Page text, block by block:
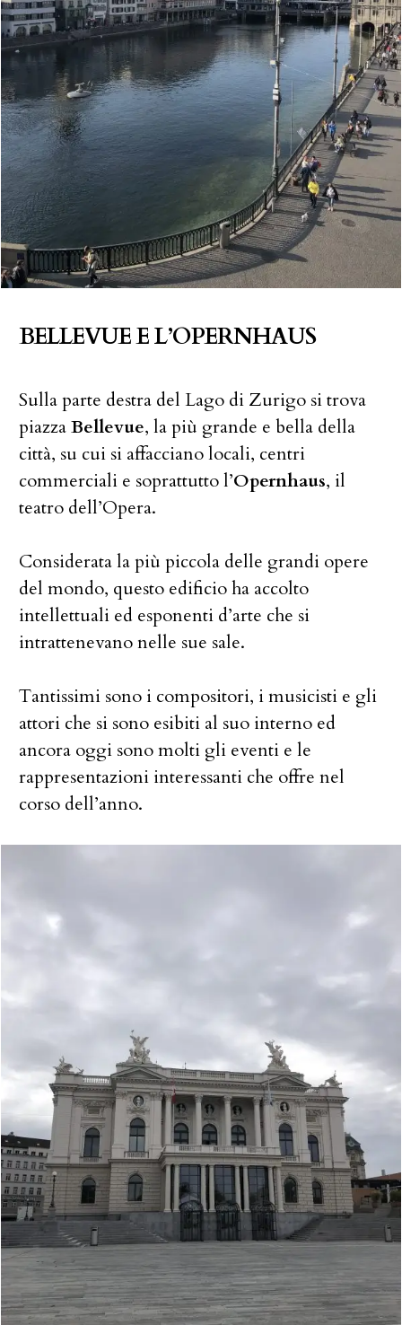
BELLEVUE E L’OPERNHAUS
Sulla parte destra del Lago di Zurigo si trova
piazzaBellevue, la più grande e bella della
città, su cui si affacciano locali, centri
commerciali e soprattutto l’Opernhaus, il
teatro dell’Opera.
Considerata la più piccola delle grandi opere
del mondo, questo edificio ha accolto
intellettuali ed esponenti d’arte che si
intrattenevano nelle sue sale.
Tantissimi sono i compositori, i musicisti e gli
attori che si sono esibiti al suo interno ed
ancora oggi sono molti gli eventi e le
rappresentazioni interessanti che offre nel
corso dell’anno.